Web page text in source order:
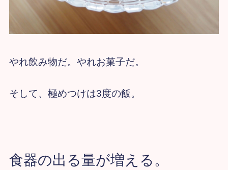
やれ飲み物だ。やれお菓子だ。
そして、極めつけは3度の飯。
食器の出る量が増える。